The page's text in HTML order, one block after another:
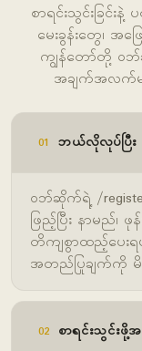
စာရင်းသွင်းခြင်း
မေးခွန်းတွေ၊ အ
ကျွန်တော်တို့ ဝဘ်
အချက်အလက်မ
01 ဘယ်လိုလုပ်ပြီး
ဝဘ်ဆိုက်ရဲ့ /
ဖြည့်ပြီး နာမည်၊
တိကျစွာထည့်ပေးရပ
အတည်ပြုချက်ကို မိ
02 စာရင်းသွင်း